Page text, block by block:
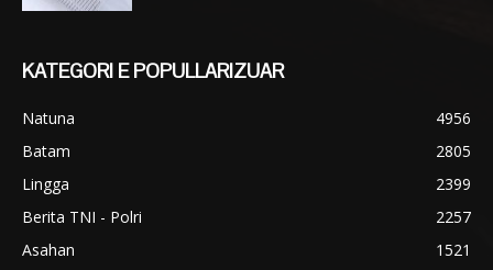
KATEGORI E POPULLARIZUAR
Natuna
4956
Batam
2805
Lingga
2399
Berita TNI - Polri
2257
Asahan
1521